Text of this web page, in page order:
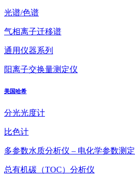
光谱/色谱
气相离子迁移谱
通用仪器系列
阳离子交换量测定仪
美国哈希
分光光度计
比色计
多参数水质分析仪 – 电化学参数测定
总有机碳（TOC）分析仪